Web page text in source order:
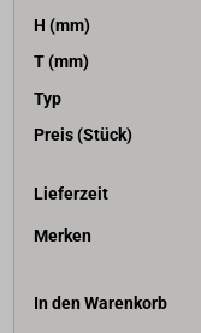
H (mm)
T (mm)
Typ
Preis (Stück)
Lieferzeit
Merken
In den Warenkorb